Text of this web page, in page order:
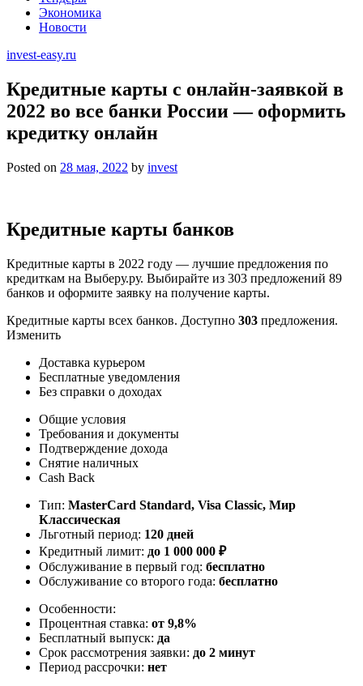
Экономика
Новости
invest-easy.ru
Кредитные карты с онлайн-заявкой в
2022 во все банки России — оформить
кредитку онлайн
Posted on 28 мая, 2022 by invest
Кредитные карты банков
Кредитные карты в 2022 году — лучшие предложения по
кредиткам на Выберу.ру. Выбирайте из 303 предложений 89
банков и оформите заявку на получение карты.
Кредитные карты всех банков. Доступно 303 предложения.
Изменить
Доставка курьером
Бесплатные уведомления
Без справки о доходах
Общие условия
Требования и документы
Подтверждение дохода
Снятие наличных
Cash Back
Тип: MasterСard Standard, Visa Classic, Мир
Классическая
Льготный период: 120 дней
Кредитный лимит: до 1 000 000 ₽
Обслуживание в первый год: бесплатно
Обслуживание со второго года: бесплатно
Особенности:
Процентная ставка: от 9,8%
Бесплатный выпуск: да
Срок рассмотрения заявки: до 2 минут
Период рассрочки: нет